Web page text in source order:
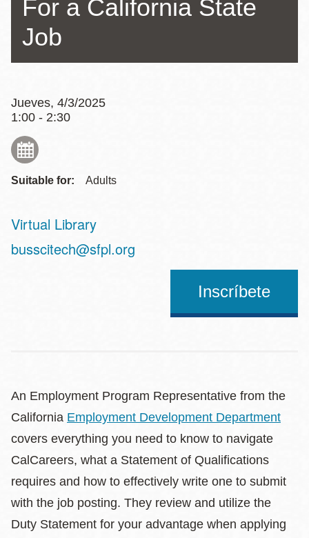
For a California State
Job
Jueves, 4/3/2025
1:00 - 2:30
Suitable for: Adults
Virtual Library
Address
busscitech@sfpl.org
Inscríbete
An Employment Program Representative from the
California Employment Development Department
covers everything you need to know to navigate
CalCareers, what a Statement of Qualifications
requires and how to effectively write one to submit
with the job posting. They review and utilize the
Duty Statement for your advantage when applying